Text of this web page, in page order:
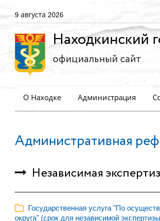
9 августа 2026
Находкинский
официальный сайт
О Находке Администрация
Административная
Независимая
Государственная услуга "По
округа" (срок для независимой